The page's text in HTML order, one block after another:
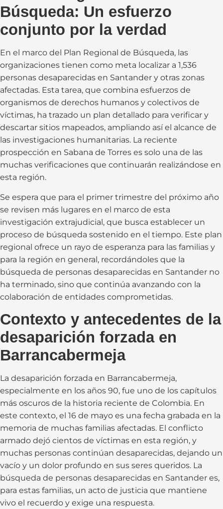
Búsqueda: Un esfuerzo
conjunto por la verdad
En el marco del Plan Regional de Búsqueda, las
organizaciones tienen como meta localizar a 1,536
personas desaparecidas en Santander y otras zonas
afectadas. Esta tarea, que combina esfuerzos de
organismos de derechos humanos y colectivos de
víctimas, ha trazado un plan detallado para verificar y
descartar sitios mapeados, ampliando así el alcance de
las investigaciones humanitarias. La reciente
prospección en Sabana de Torres es solo una de las
muchas verificaciones que continuarán realizándose en
esta región.
Se espera que para el primer trimestre del próximo año
se revisen más lugares en el marco de esta
investigación extrajudicial, que busca establecer un
proceso de búsqueda sostenido en el tiempo. Este plan
regional ofrece un rayo de esperanza para las familias y
para la región en general, recordándoles que la
búsqueda de personas desaparecidas en Santander no
ha terminado, sino que continúa avanzando con la
colaboración de entidades comprometidas.
Contexto y antecedentes de la
desaparición forzada en
Barrancabermeja
La desaparición forzada en Barrancabermeja,
especialmente en los años 90, fue uno de los capítulos
más oscuros de la historia reciente de Colombia. En
este contexto, el 16 de mayo es una fecha grabada en la
memoria de muchas familias afectadas. El conflicto
armado dejó cientos de víctimas en esta región, y
muchas personas continúan desaparecidas, dejando un
vacío y un dolor profundo en sus seres queridos. La
búsqueda de personas desaparecidas en Santander es,
para estas familias, un acto de justicia que mantiene
vivo el recuerdo y exige una respuesta.